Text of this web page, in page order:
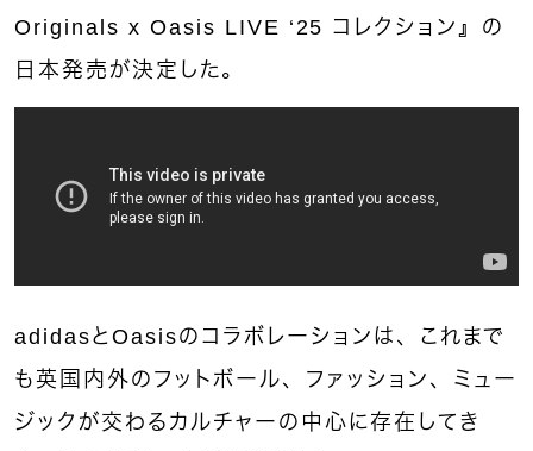
Originals x Oasis LIVE ‘25 コレクション』の
日本発売が決定した。
adidasとOasisのコラボレーションは、これまで
も英国内外のフットボール、ファッション、ミュー
ジックが交わるカルチャーの中心に存在してき